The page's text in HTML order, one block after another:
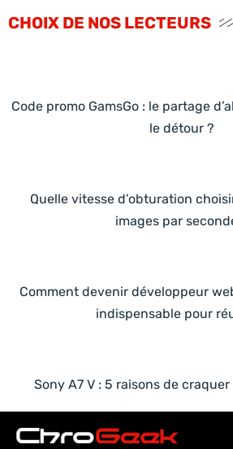
CHOIX DE NOS LECTEURS
Code promo GamsGo : le partage
le détour ?
Quelle vitesse d’obturation
images par
Comment devenir développeur
indispensable pour
Sony A7 V : 5 raisons de